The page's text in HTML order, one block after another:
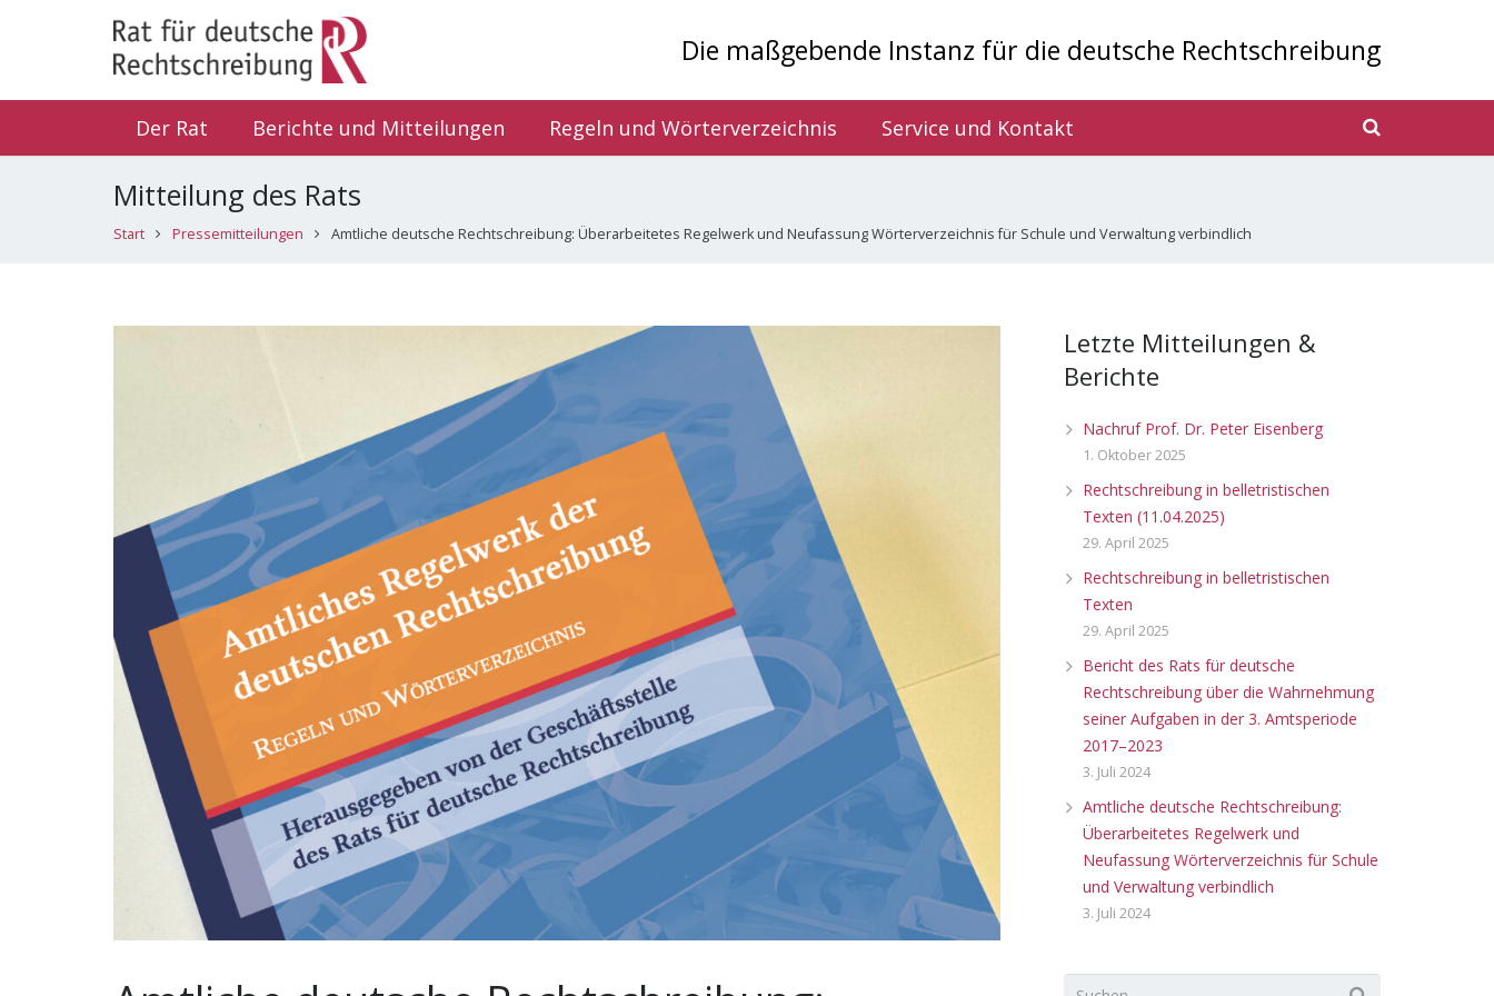
Die maßgebende Instanz für die deutsche Rechtschreibung
Der Rat Berichte und Mitteilungen Regeln und Wörterverzeichnis Service und Kontakt
Mitteilung des Rats
Start Pressemitteilungen Amtliche deutsche Rechtschreibung: Überarbeitetes Regelwerk und Neufassung Wörterverzeichnis für Schule und Verwaltung verbindlich
Letzte Mitteilungen &
Berichte
Nachruf Prof. Dr. Peter Eisenberg
1. Oktober 2025
Rechtschreibung in belletristischen
Texten (11.04.2025)
29. April 2025
Rechtschreibung in belletristischen
Texten
29. April 2025
Bericht des Rats für deutsche
Rechtschreibung über die Wahrnehmung
seiner Aufgaben in der 3. Amtsperiode
2017–2023
3. Juli 2024
Amtliche deutsche Rechtschreibung:
Überarbeitetes Regelwerk und
Neufassung Wörterverzeichnis für Schule
und Verwaltung verbindlich
3. Juli 2024